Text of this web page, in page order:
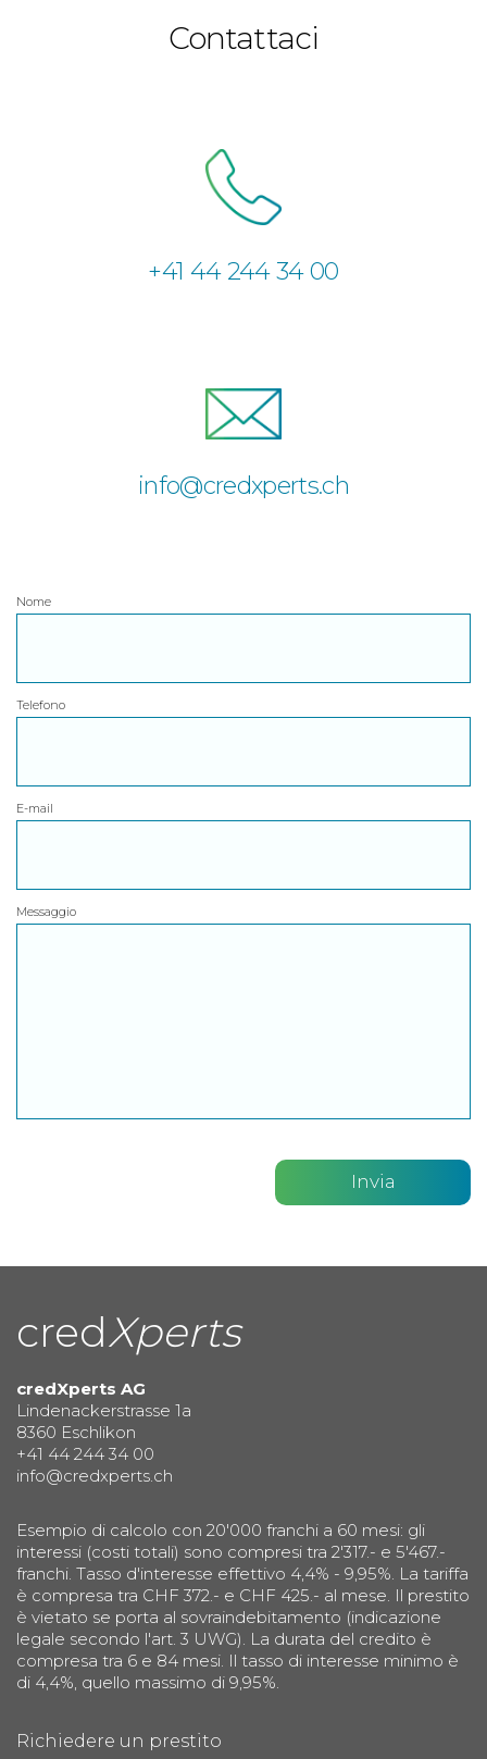
Contattaci
+41 44 244 34 00
info@credxperts.ch
Nome
Telefono
E-mail
Messaggio
credXperts
credXperts AG
Lindenackerstrasse 1a
8360 Eschlikon
+41 44 244 34 00
info@credxperts.ch
Esempio di calcolo con 20'000 franchi a 60 mesi: gli
interessi (costi totali) sono compresi tra 2'317.- e 5'467.-
franchi. Tasso d'interesse effettivo 4,4% - 9,95%. La tariffa
è compresa tra CHF 372.- e CHF 425.- al mese. Il prestito
è vietato se porta al sovraindebitamento (indicazione
legale secondo l'art. 3 UWG). La durata del credito è
compresa tra 6 e 84 mesi. Il tasso di interesse minimo è
di 4,4%, quello massimo di 9,95%.
Richiedere un prestito